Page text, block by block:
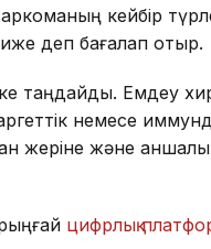
кейбір
деп бағалап отыр.
таңдайды. Емдеу
немесе
жеріне және
цифрлық